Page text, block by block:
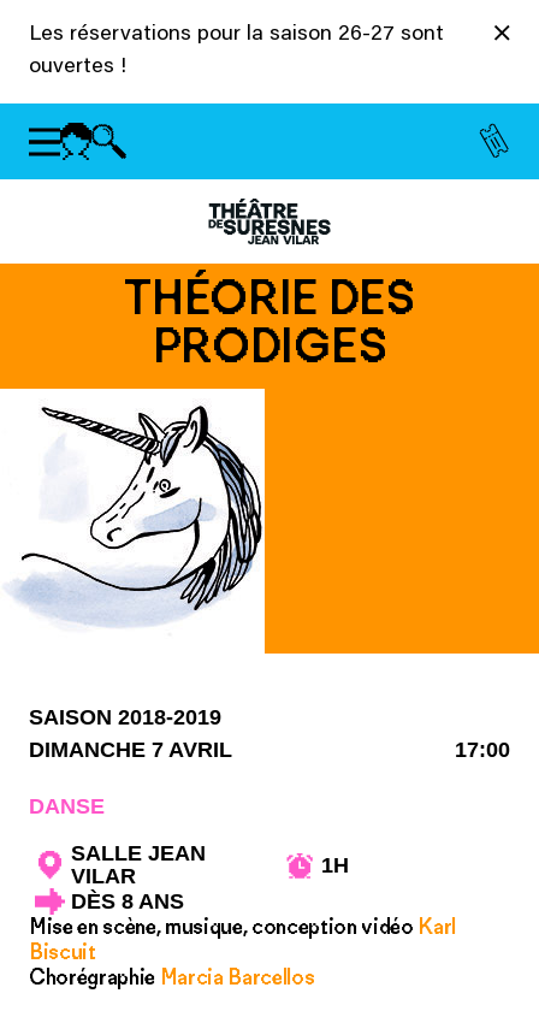
Les réservations pour la saison 26-27 sont
ouvertes !
THÉORIE DES
PRODIGES
SAISON 2018-2019
DIMANCHE 7 AVRIL
17:00
DANSE
SALLE JEAN
VILAR
1H
DÈS 8 ANS
Mise en scène, musique, conception vidéo Karl
Biscuit
Chorégraphie Marcia Barcellos